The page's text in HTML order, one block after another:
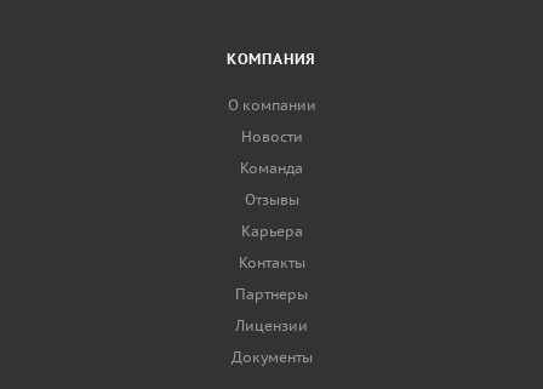
КОМПАНИЯ
О компании
Новости
Команда
Отзывы
Карьера
Контакты
Партнеры
Лицензии
Документы